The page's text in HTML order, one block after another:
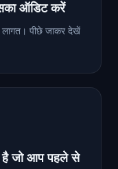
ऑडिट करें
लागत। पीछे जाकर देखें
है जो आप पहले से